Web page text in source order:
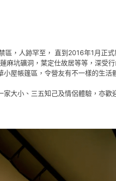
區，人跡罕至， 直到2016年1月正
麻坑礦洞，葉定仕故居等等，深受行
屋帳篷區，令營友有不一樣的生活
大小、三五知己及情侶體驗，亦歡